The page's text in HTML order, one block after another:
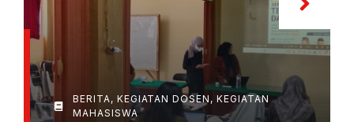
BERITA, KEGIATAN DOSEN ,KEGIATAN
MAHASISWA